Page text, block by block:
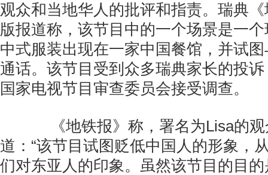
观众和当地华人的批评和指责。瑞典
版报道称，该节目中的一个场景是一
中式服装出现在一家中国餐馆，并试
通话。该节目受到众多瑞典家长的投
国家电视节目审查委员会接受调查。
《地铁报》称，署名为Lisa的观
道：“该节目试图贬低中国人的形象，
们对东亚人的印象。虽然该节目的目